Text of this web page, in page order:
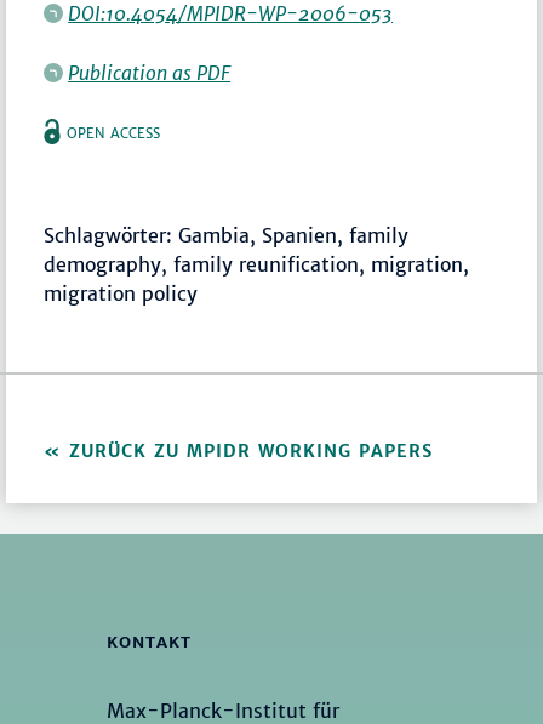
DOI:10.4054/MPIDR-WP-2006-053
Publication as PDF
OPEN ACCESS
Schlagwörter: Gambia, Spanien, family
demography, family reunification, migration,
migration policy
ZURÜCK ZU MPIDR WORKING PAPERS
KONTAKT
Max-Planck-Institut für